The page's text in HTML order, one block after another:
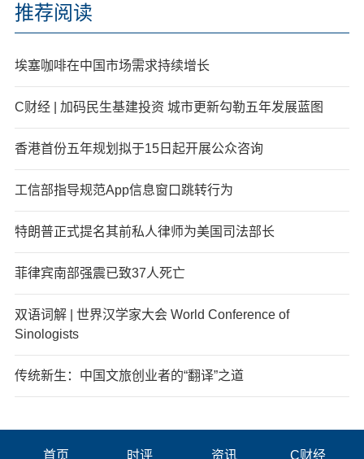
推荐阅读
埃塞咖啡在中国市场需求持续增长
C财经 | 加码民生基建投资 城市更新勾勒五年发展蓝图
香港首份五年规划拟于15日起开展公众咨询
工信部指导规范App信息窗口跳转行为
特朗普正式提名其前私人律师为美国司法部长
菲律宾南部强震已致37人死亡
双语词解 | 世界汉学家大会 World Conference of
Sinologists
传统新生：中国文旅创业者的“翻译”之道
首页 时评 资讯 C财经